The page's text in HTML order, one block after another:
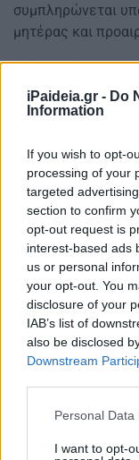
iPaideia.gr - Do
Information
If you wish to opt-
processing of your
targeted
section to confirm
opt-out request is
interest-based ads
us or personal
your opt-out. You
disclosure of your
IAB’s list of
also be disclosed
Downstream
Please note that
not limited to your
Personal
I want to opt-
συμπληρώνεται
μητέρας και
Δείτε επίσης